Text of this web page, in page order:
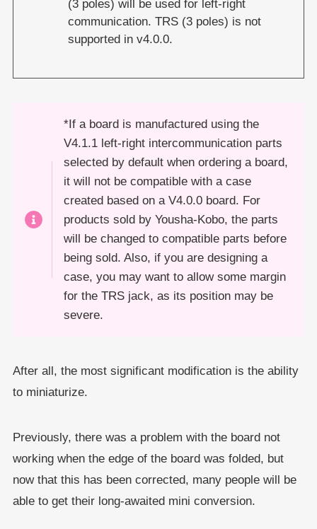
(3 poles) will be used for left-right
communication. TRS (3 poles) is not
supported in v4.0.0.
*If a board is manufactured using the
V4.1.1 left-right intercommunication parts
selected by default when ordering a board,
it will not be compatible with a case
created based on a V4.0.0 board. For
products sold by Yousha-Kobo, the parts
will be changed to compatible parts before
being sold. Also, if you are designing a
case, you may want to allow some margin
for the TRS jack, as its position may be
severe.
After all, the most significant modification is the ability
to miniaturize.
Previously, there was a problem with the board not
working when the edge of the board was folded, but
now that this has been corrected, many people will be
able to get their long-awaited mini conversion.